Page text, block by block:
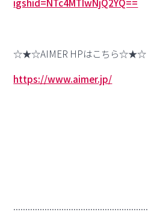
☆★☆AIMER HPはこちら☆★☆
https://www.aimer.jp/
........................................................